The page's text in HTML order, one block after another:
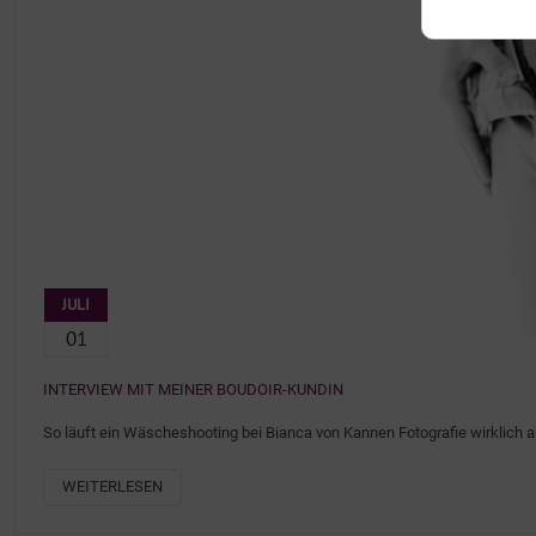
JULI
01
INTERVIEW MIT MEINER BOUDOIR-KUNDIN
So läuft ein Wäscheshooting bei Bianca von Kannen Fotografie wirklich
WEITERLESEN